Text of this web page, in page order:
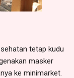
tetap kudu
masker
ke minimarket.